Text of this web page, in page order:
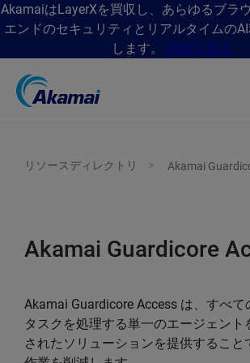
AkamaiはLayerXを買収し、あらゆるブラ
エンドのセキュリティとリアルタイムの
します。 詳細を見る
リソースディレクトリ Akamai
Akamai Guardicore
Akamai Guardicore Access は、すべ
タスクを処理する単一のエージェント
されたソリューションを提供すること